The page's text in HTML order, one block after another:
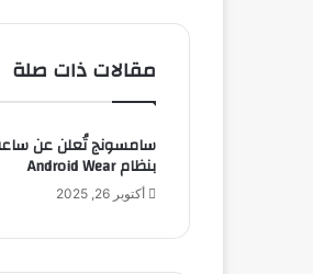
ث
آ
ي
ا
ع
ى
مقالات ذات صلة
بنظام Android Wear
أكتوبر 26, 2025